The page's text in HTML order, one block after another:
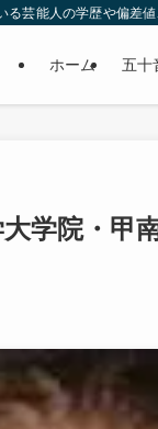
芸能人の学歴や偏差
ホーム 五十
学院・甲